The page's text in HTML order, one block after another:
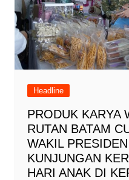
Headline
PRODUK KARYA
RUTAN BATAM
WAKIL
KUNJUNGAN
HARI ANAK DI